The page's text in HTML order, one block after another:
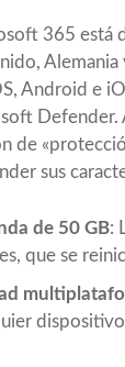
365 está
Alemania
Android e
Defender.
de
sus
de 50 GB:
que se